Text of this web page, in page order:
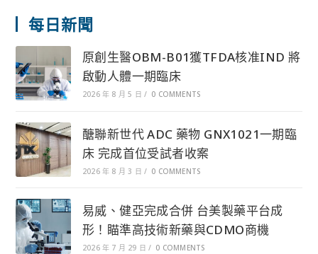
每日新聞
原創生醫OBM-B01獲TFDA核准IND 將
啟動人體一期臨床
2026 年 8 月 5 日 / 0 COMMENTS
醣聯新世代 ADC 藥物 GNX1021一期臨
床 完成首位受試者收案
2026 年 8 月 3 日 / 0 COMMENTS
易威、健亞完成合併 台美製藥平台成
形！瞄準高技術新藥與CDMO商機
2026 年 7 月 29 日 / 0 COMMENTS